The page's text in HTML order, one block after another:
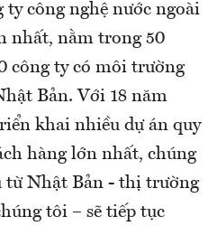
ty công nghệ nước ngoài
nhất, nằm trong 50
công ty có môi trường
Bản. Với 18 năm
khai nhiều dự án quy
hàng lớn nhất, chúng
từ Nhật Bản - thị trường
tôi – sẽ tiếp tục